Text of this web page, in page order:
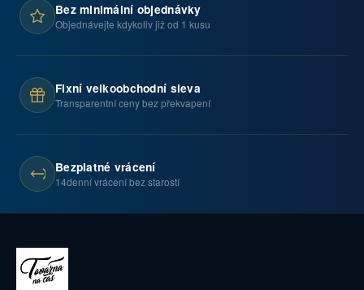
Bez minimální objednávky
Objednávejte kdykoliv již od 1 kusu
Fixní velkoobchodní sleva
Transparentní ceny bez překvapení
Bezplatné vrácení
14denní vrácení bez starostí